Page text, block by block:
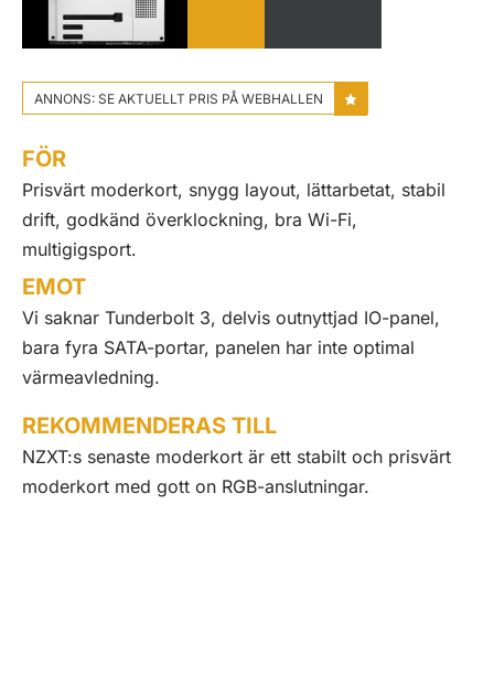
ANNONS: SE AKTUELLT PRIS PÅ WEBHALLEN
FÖR
Prisvärt moderkort, snygg layout, lättarbetat, stabil
drift, godkänd överklockning, bra Wi-Fi,
multigigsport.
EMOT
Vi saknar Tunderbolt 3, delvis outnyttjad IO-panel,
bara fyra SATA-portar, panelen har inte optimal
värmeavledning.
REKOMMENDERAS TILL
NZXT:s senaste moderkort är ett stabilt och prisvärt
moderkort med gott on RGB-anslutningar.